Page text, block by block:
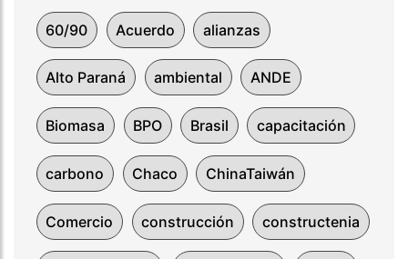
60/90 Acuerdo alianzas
Alto Paraná ambiental ANDE
Biomasa BPO Brasil capacitación
carbono Chaco ChinaTaiwán
Comercio construcción constructenia